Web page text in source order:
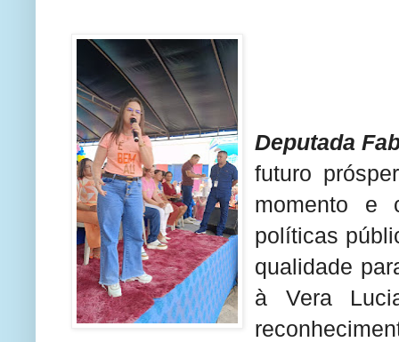
Deputada
futuro
momento e
políticas
qualidade
à Vera